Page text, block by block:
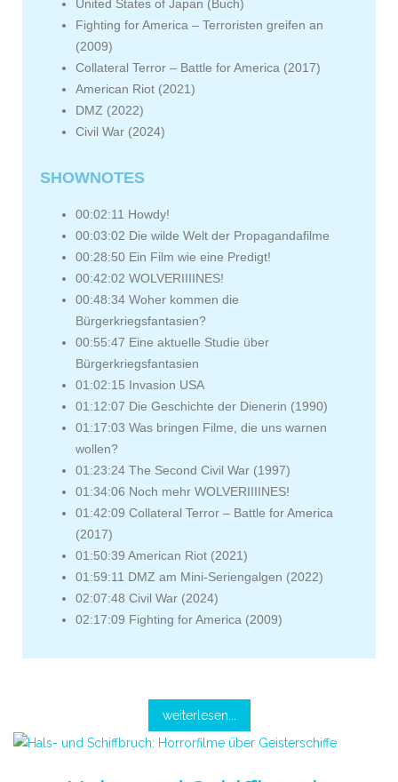
United States of Japan (Buch)
Fighting for America – Terroristen greifen an
(2009)
Collateral Terror – Battle for America (2017)
American Riot (2021)
DMZ (2022)
Civil War (2024)
SHOWNOTES
00:02:11 Howdy!
00:03:02 Die wilde Welt der Propagandafilme
00:28:50 Ein Film wie eine Predigt!
00:42:02 WOLVERIIIINES!
00:48:34 Woher kommen die
Bürgerkriegsfantasien?
00:55:47 Eine aktuelle Studie über
Bürgerkriegsfantasien
01:02:15 Invasion USA
01:12:07 Die Geschichte der Dienerin (1990)
01:17:03 Was bringen Filme, die uns warnen
wollen?
01:23:24 The Second Civil War (1997)
01:34:06 Noch mehr WOLVERIIIINES!
01:42:09 Collateral Terror – Battle for America
(2017)
01:50:39 American Riot (2021)
01:59:11 DMZ am Mini-Seriengalgen (2022)
02:07:48 Civil War (2024)
02:17:09 Fighting for America (2009)
weiterlesen...